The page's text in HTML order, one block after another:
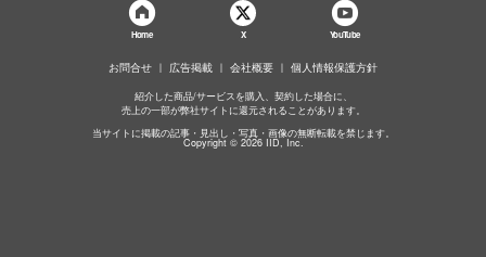
Home X YouTube
お問合せ 広告掲載 会社概要 個人情報保護方針
紹介した商品/サービスを購入、契約した場合に、
売上の一部が弊社サイトに還元されることがあります。
当サイトに掲載の記事・見出し・写真・画像の無断転載を禁じます。
Copyright © 2026 IID, Inc.